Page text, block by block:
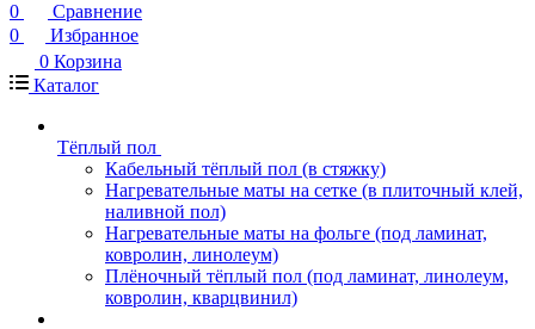
0
Сравнение
0
Избранное
0 Корзина
Каталог
Тёплый пол
Кабельный тёплый пол (в стяжку)
Нагревательные маты на сетке (в плиточный клей,
наливной пол)
Нагревательные маты на фольге (под ламинат,
ковролин, линолеум)
Плёночный тёплый пол (под ламинат, линолеум,
ковролин, кварцвинил)